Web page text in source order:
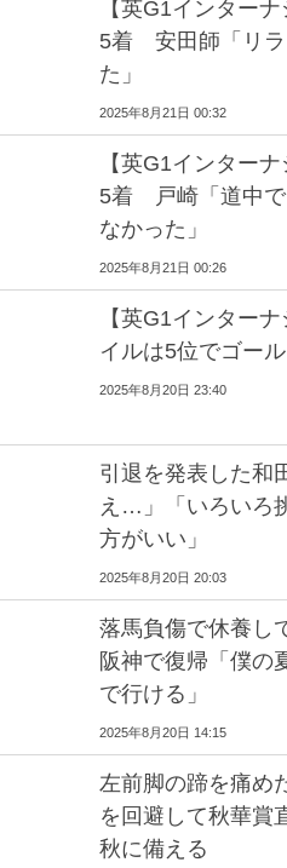
【英G1インター
5着 安田師「リラ
た」
2025年8月21日 00:32
【英G1インター
5着 戸崎「道中で
なかった」
2025年8月21日 00:26
【英G1インター
イルは5位でゴー
2025年8月20日 23:40
引退を発表した和
え…」「いろいろ
方がいい」
2025年8月20日 20:03
落馬負傷で休養し
阪神で復帰「僕の
で行ける」
2025年8月20日 14:15
左前脚の蹄を痛め
を回避して秋華
秋に備える